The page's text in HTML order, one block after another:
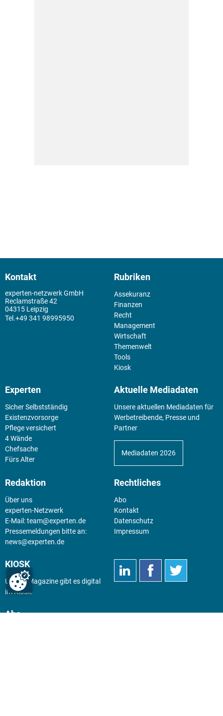
Kontakt
experten-netzwerk GmbH
Reclamstraße 42
04315 Leipzig
+49 341 98995950
Rubriken
Assekuranz
Finanzen
Recht
Management
Wirtschaft
Themenwelt
Tools
Kiosk
Experten
Sicher Selbstständig
Existenz­vorsorge
Pflege versichert
4 Wände
Chefsache
Fürs Alter
Aktuelle Mediadaten
Unsere aktuellen Mediadaten für
Werbetreibende, Presse und
Partner
Mediadaten 2026
Redaktion
Über uns
experten-Netzwerk
E-Mail:team@experten.de
Pressemeldungen bitte an:
news@experten.de
Rechtliches
Abo
Kontakt
Datenschutz
Impressum
KIOSK
Unsere Magazine gibt es digital
imKiosk.
Abo